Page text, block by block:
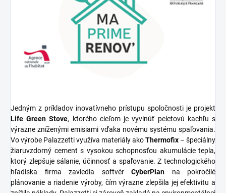
Jedným z príkladov inovatívneho prístupu spoločnosti je projekt
Life Green Stove, ktorého cieľom je vyvinúť peletovú kachľu s
výrazne zníženými emisiami vďaka novému systému spaľovania.
Vo výrobe Palazzetti využíva materiály akoThermofix – špeciálny
žiaruvzdorný cement s vysokou schopnosťou akumulácie tepla,
ktorý zlepšuje sálanie, účinnosť a spaľovanie. Z technologického
hľadiska firma zaviedla softvér CyberPlan na pokročilé
plánovanie a riadenie výroby, čím výrazne zlepšila jej efektivitu a